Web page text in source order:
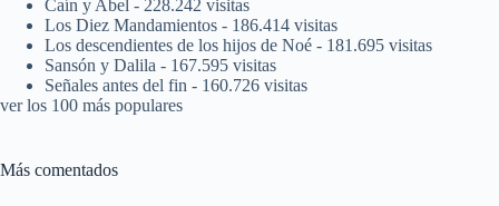
Caín y Abel - 228.242 visitas
Los Diez Mandamientos - 186.414 visitas
Los descendientes de los hijos de Noé - 181.695 visitas
Sansón y Dalila - 167.595 visitas
Señales antes del fin - 160.726 visitas
ver los 100 más populares
Más comentados